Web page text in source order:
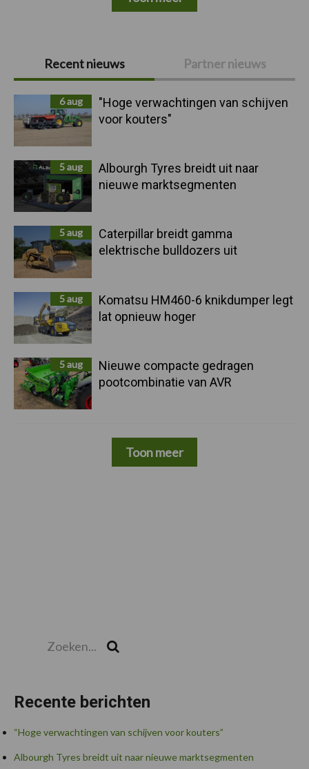
Primaire
Sidebar
Recent nieuws Partner nieuws
6 aug
"Hoge verwachtingen van schijven
voor kouters"
5 aug
Albourgh Tyres breidt uit naar
nieuwe marktsegmenten
5 aug
Caterpillar breidt gamma
elektrische bulldozers uit
5 aug
Komatsu HM460-6 knikdumper legt
lat opnieuw hoger
5 aug
Nieuwe compacte gedragen
pootcombinatie van AVR
Toon meer
Recente berichten
“Hoge verwachtingen van schijven voor kouters”
Albourgh Tyres breidt uit naar nieuwe marktsegmenten